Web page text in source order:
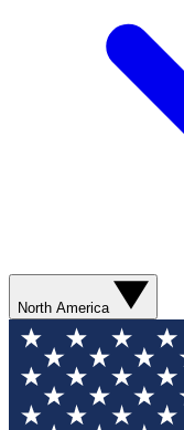
North America